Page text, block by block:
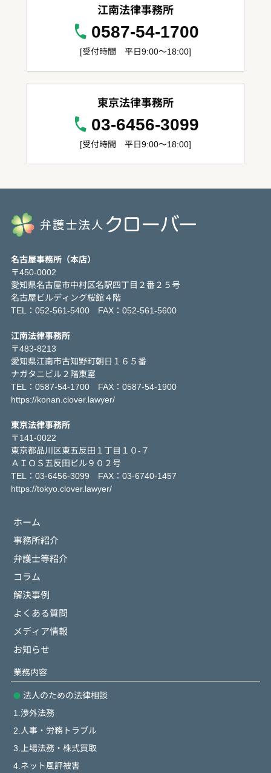
江南法律事務所
0587-54-1700
[受付時間 平日9:00～18:00]
東京法律事務所
03-6456-3099
[受付時間 平日9:00～18:00]
名古屋事務所（本店）
〒450-0002
愛知県名古屋市中村区名駅四丁目２番２５号
名古屋ビルディング桜館４階
TEL：052-561-5400 FAX：052-561-5600
江南法律事務所
〒483-8213
愛知県江南市古知野町朝日１６５番
ナガタニビル２階東室
TEL：0587-54-1700 FAX：0587-54-1900
https://konan.clover.lawyer/
東京法律事務所
〒141-0022
東京都品川区東五反田１丁目１０-７
ＡＩＯＳ五反田ビル９０２号
TEL：03-6456-3099 FAX：03-6740-1457
https://tokyo.clover.lawyer/
ホーム
事務所紹介
弁護士等紹介
コラム
解決事例
よくある質問
メディア情報
お知らせ
業務内容
法人のための法律相談
1.渉外法務
2.人事・労務トラブル
3.上場法務・株式買取
4.ネット風評被害